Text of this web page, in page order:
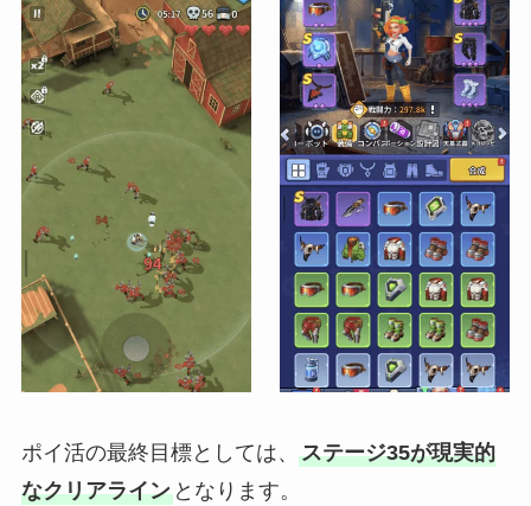
ポイ活の最終目標としては、 ステージ35が現実的
なクリアラインとなります。